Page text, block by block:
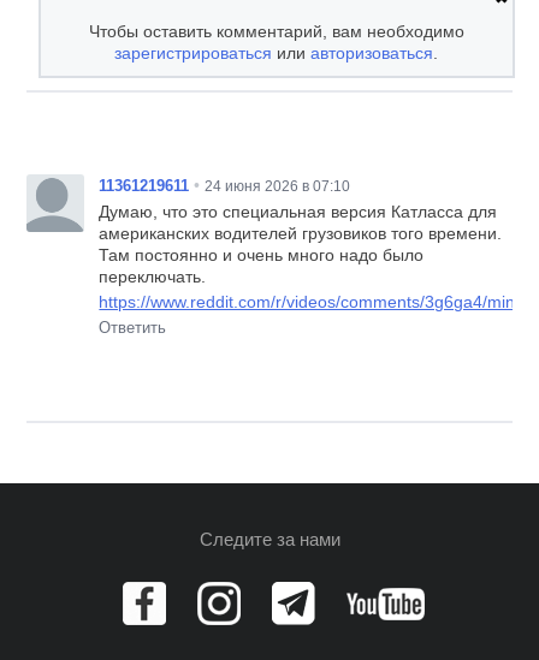
Чтобы оставить комментарий, вам необходимо
зарегистрироваться илиавторизоваться
11361219611 • 24 июня 2026 в 07:10
Думаю, что это специальная версия Катласса для
американских водителей грузовиков того времени.
Там постоянно и очень много надо было
переключать.
https://www.reddit.com/r/videos/comments/3g6ga4/
Ответить
Следите за нами